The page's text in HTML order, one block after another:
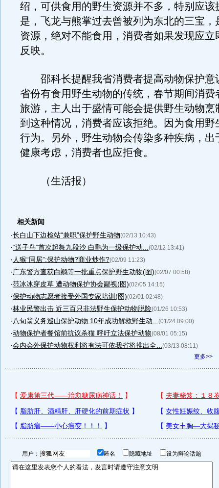
绍，可供食用的野生资源并不多，特别应该
是，飞龙与熊掌过去曾被列为东北的三宝，
资源，绝对不能食用，消费者如果发现应立
反映。
邵科长提醒我省消费者提高动物保护意
省份有食用野生动物的传统，春节期间消费
旅游，主人出于盛情可能会提供野生动物烹
到这种情况，消费者应该拒绝。因为食用野
行为。另外，野生动物会传染多种疾病，出
健康考虑，消费者也应拒食。
（生活报）
相关新闻
·长白山下边检站“兼职”保护野生动物(02/13 10:43)
·“送子鸟”首次起舞九段沙 白鹳为一级保护动... (02/12 13:41)
· 人猴“同居”:保护动物?商业炒作?(02/09 11:23)
· 广东警方查获白鹇等一批重点保护野生动物(图)(02/07 00:58)
·范冰冰穿皮草 遭动物保护协会鄙视(图)(02/05 14:15)
·保护动物志愿者接受外国专家培训(图)(02/01 02:48)
·林业民警出击 近三百只非法野生保护动物脱险(01/26 10:53)
· 八旬翁义务巡山保护动物 10年成功解救野生动... (01/24 09:00)
·动物保护者餐馆前抗议杀猫 呼吁立法保护动物(08/01 05:15)
·会内会外保护动物权利将有法可依我省将推出全... (03/13 08:11)
更多>>
用户： 匿名 隐藏地址 设为辩论话题